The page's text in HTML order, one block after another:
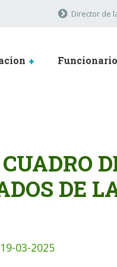
Director de
DE
03-2025